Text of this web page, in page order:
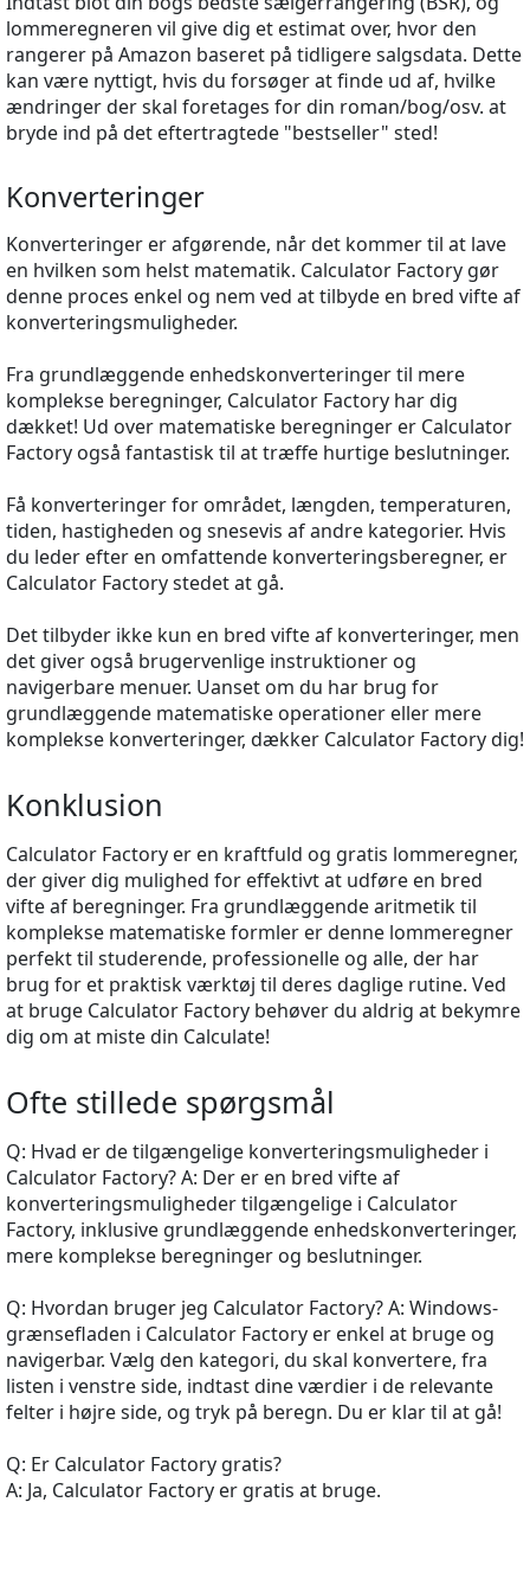
lommeregneren vil give dig et estimat over, hvor den
rangerer på Amazon baseret på tidligere salgsdata. Dette
kan være nyttigt, hvis du forsøger at finde ud af, hvilke
ændringer der skal foretages for din roman/bog/osv. at
bryde ind på det eftertragtede "bestseller" sted!
Konverteringer
Konverteringer er afgørende, når det kommer til at lave
en hvilken som helst matematik. Calculator Factory gør
denne proces enkel og nem ved at tilbyde en bred vifte af
konverteringsmuligheder.
Fra grundlæggende enhedskonverteringer til mere
komplekse beregninger, Calculator Factory har dig
dækket! Ud over matematiske beregninger er Calculator
Factory også fantastisk til at træffe hurtige beslutninger.
Få konverteringer for området, længden, temperaturen,
tiden, hastigheden og snesevis af andre kategorier. Hvis
du leder efter en omfattende konverteringsberegner, er
Calculator Factory stedet at gå.
Det tilbyder ikke kun en bred vifte af konverteringer, men
det giver også brugervenlige instruktioner og
navigerbare menuer. Uanset om du har brug for
grundlæggende matematiske operationer eller mere
komplekse konverteringer, dækker Calculator Factory dig!
Konklusion
Calculator Factory er en kraftfuld og gratis lommeregner,
der giver dig mulighed for effektivt at udføre en bred
vifte af beregninger. Fra grundlæggende aritmetik til
komplekse matematiske formler er denne lommeregner
perfekt til studerende, professionelle og alle, der har
brug for et praktisk værktøj til deres daglige rutine. Ved
at bruge Calculator Factory behøver du aldrig at bekymre
dig om at miste din Calculate!
Ofte stillede spørgsmål
Q: Hvad er de tilgængelige konverteringsmuligheder i
Calculator Factory? A: Der er en bred vifte af
konverteringsmuligheder tilgængelige i Calculator
Factory, inklusive grundlæggende enhedskonverteringer,
mere komplekse beregninger og beslutninger.
Q: Hvordan bruger jeg Calculator Factory? A: Windows-
grænsefladen i Calculator Factory er enkel at bruge og
navigerbar. Vælg den kategori, du skal konvertere, fra
listen i venstre side, indtast dine værdier i de relevante
felter i højre side, og tryk på beregn. Du er klar til at gå!
Q: Er Calculator Factory gratis?
A: Ja, Calculator Factory er gratis at bruge.